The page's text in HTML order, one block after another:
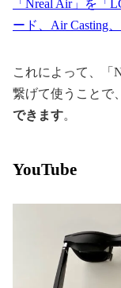
「Nreal Air」を「
ード、Air Casting
これによって、「
繋げて使うことで、
できます。
YouTube